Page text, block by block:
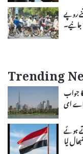
روپے
Trending
جواب
ای
ہوئے
لیا